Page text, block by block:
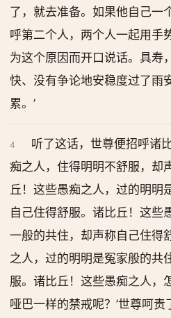
了，就去准备。如果他自己一
呼第二个人，两个人一起用手
为这个原因而开口说话。具寿
快、没有争论地安稳度过了雨
累。’
4
听了这话，世尊便招呼诸
痴之人，住得明明不舒服，却
丘！这些愚痴之人，过的明明
自己住得舒服。诸比丘！这些
一般的共住，却声称自己住得
之人，过的明明是冤家般的共
服。诸比丘！这些愚痴之人，
哑巴一样的禁戒呢？’世尊呵责